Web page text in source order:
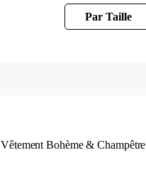
Par Taille
Vêtement Bohème & Champêtre